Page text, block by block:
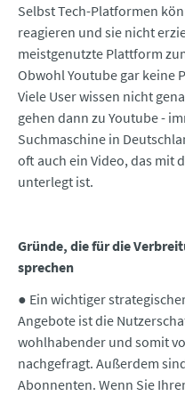
Selbst Tech-Platformen
reagieren und sie nicht
meistgenutzte Plattform
Obwohl Youtube gar keine
Viele User wissen nicht
gehen dann zu Youtube -
Suchmaschine in
oft auch ein Video, das mit
unterlegt ist.
Gründe, die für die
sprechen
● Ein wichtiger
Angebote ist die
wohlhabender und somit
nachgefragt. Außerdem
Abonnenten. Wenn Sie